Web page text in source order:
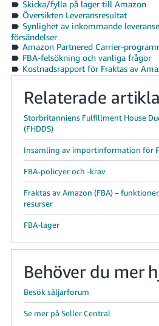
Skicka/fylla på lager till Amazon
Översikten Leveransresultat
Synlighet av inkommande
försändelser
Amazon Partnered Carrier-
FBA-felsökning och vanliga frågor
Kostnadsrapport för Fraktas av
Relaterade
Storbritanniens Fulfillment House
(FHDDS)
Insamling av importinformation för
FBA-policyer och -krav
Fraktas av Amazon (FBA) –
resurser
FBA-lager
Behöver du mer
Besök säljarforum
Se mer på Seller Central